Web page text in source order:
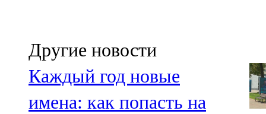
Другие новости
Каждый год новые
имена: как попасть на